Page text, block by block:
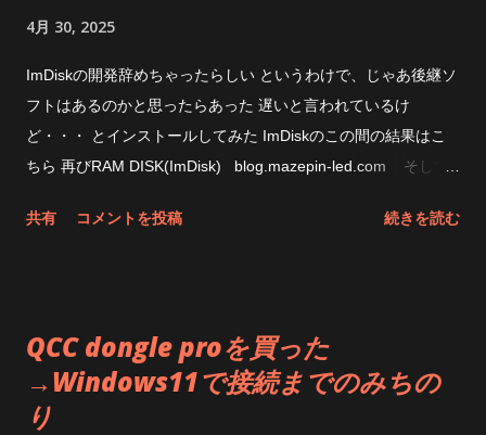
4月 30, 2025
ImDiskの開発辞めちゃったらしい というわけで、じゃあ後継ソ
フトはあるのかと思ったらあった 遅いと言われているけ
ど・・・ とインストールしてみた ImDiskのこの間の結果はこ
ちら 再びRAM DISK(ImDisk) blog.mazepin-led.com そして
SSDの方が速いじゃん CPUの使用状態はこんな感じ PIO転送な
Memory Dynamicallyというのは、メモリを必要に応じてってこ
とだからと思って以前試したことがあったけど、なんかImDisk
のときは不安定だったんだよな AdvancedのとこにあるUse
共有 コメントを投稿 続きを読む
QCC dongle proを買った
→Windows11で接続までのみちの
り